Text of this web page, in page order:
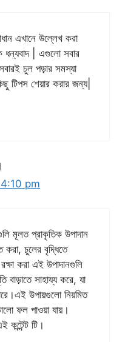
এখানে উল্লেখ করা
| এগুলো সবার
চুল পড়ার সমস্যা
টিপস শেয়ার করার জন্য|
pm
মূলত প্রাকৃতিক উপাদান
করা, চুলের বৃদ্ধিতে
করা এই উপাদানগুলি
বাড়াতে সাহায্য করে, যা
উপায়গুলো নিয়মিত
ফল পাওয়া যায়।
টি।